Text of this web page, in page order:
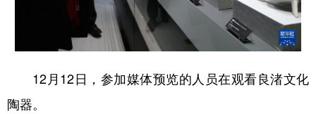
12月12日，参加媒体预览的人员在观看良渚文化
陶器。